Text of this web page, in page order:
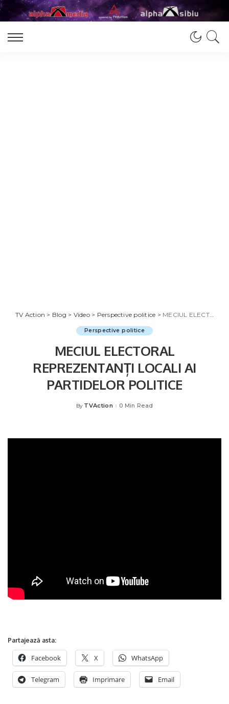
TV Action > Blog > Video> Perspective politice > MECIUL ELECTORAL REPREZENTANȚI LOCALI AI PARTIDELOR POLITICE
Perspective politice
MECIUL ELECTORAL
REPREZENTANȚI LOCALI AI
PARTIDELOR POLITICE
Posted
By TVAction 0 Min Read
Partajează asta:
Facebook X WhatsApp
Telegram Imprimare Email